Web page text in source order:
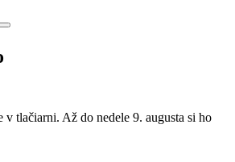
tlačiarni. Až do nedele 9. augusta si ho